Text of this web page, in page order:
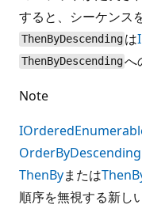
すると、シーケンス
ThenByDescending は
ThenByDescendingへ
Note
OrderByDescending
ThenByまたは
順序を無視する新し